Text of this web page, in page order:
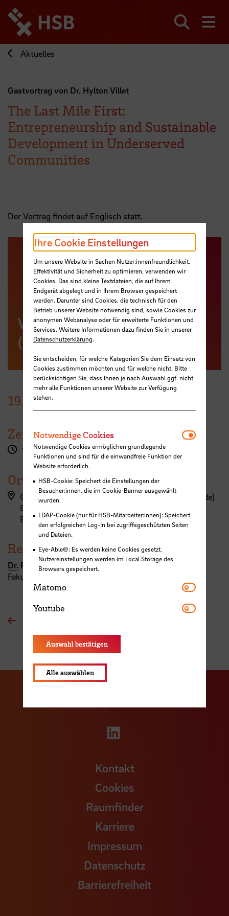
zum
Seiteninhalt
springen
Aktuelles
Gastvortrag von Dr. Hylton Villet
The Last Mile First:
Entrepreneurship and Sustainable
Development in Underserved
Communities
Der Vortrag findet auf Englisch statt.
Weitere Informationen
(Englisch)
19. Juni
Zeit
14:30 - 16:00 Uhr
Ort
Campus Werderstraße, Werderstraße (EW-Gebäude)
EW-Gebäude - 2. Obergeschoss
EW 203
Referent:in
Dr. Regine Komoss
Fakultät 1
Zu unserer
Zu unserer
Kontakt
Cookies
Raumfinder
Karriere
Impressum
Datenschutz
Barrierefreiheit
Ihre Cookie Einstellungen
Um unsere Website in Sachen Nutzer:innenfreundlichkeit,
Effektivität und Sicherheit zu optimieren, verwenden wir
Cookies. Das sind kleine Textdateien, die auf Ihrem
Endgerät abgelegt und in Ihrem Browser gespeichert
werden. Darunter sind Cookies, die technisch für den
Betrieb unserer Website notwendig sind, sowie Cookies zur
anonymen Webanalyse oder für erweiterte Funktionen und
Services. Weitere Informationen dazu finden Sie in unserer
Datenschutzerklärung.
Sie entscheiden, für welche Kategorien Sie dem Einsatz von
Cookies zustimmen möchten und für welche nicht. Bitte
berücksichtigen Sie, dass Ihnen je nach Auswahl ggf. nicht
mehr alle Funktionen unserer Website zur Verfügung
stehen.
Notwendige Cookies
Notwendige Cookies ermöglichen grundlegende
Funktionen und sind für die einwandfreie Funktion der
Website erforderlich.
HSB-Cookie: Speichert die Einstellungen der
Besucher:innen, die im Cookie-Banner ausgewählt
wurden.
LDAP-Cookie (nur für HSB-Mitarbeiter:innen): Speichert
den erfolgreichen Log-In bei zugriffsgeschützten Seiten
und Dateien.
Eye-Able®: Es werden keine Cookies gesetzt.
Nutzereinstellungen werden im Local Storage des
Browsers gespeichert.
Matomo Matomo
Youtube Youtube
Auswahl bestätigen
Alle auswählen